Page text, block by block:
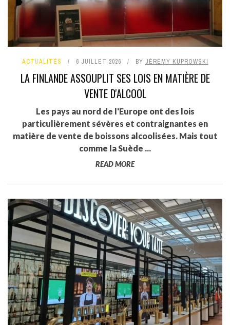
ACTUALITÉS 6 JUILLET 2026 BY JÉRÉMY KUPROWSKI
LA FINLANDE ASSOUPLIT SES LOIS EN MATIÈRE DE
VENTE D'ALCOOL
Les pays au nord de l'Europe ont des lois
particulièrement sévères et contraignantes en
matière de vente de boissons alcoolisées. Mais tout
comme la Suède ...
READ MORE